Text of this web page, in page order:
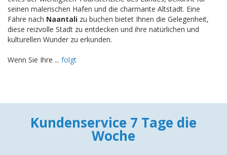
seinen malerischen Hafen und die charmante Altstadt. Eine
Fähre nach Naantali zu buchen bietet Ihnen die Gelegenheit,
diese reizvolle Stadt zu entdecken und ihre natürlichen und
kulturellen Wunder zu erkunden.
Wenn Sie Ihre ... folgt
Kundenservice 7 Tage die
Woche